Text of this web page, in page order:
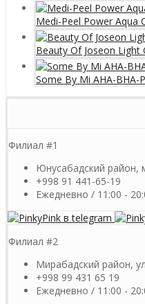
Medi-Peel Power Aqua
Beauty Of Joseon Light
Some By Mi AHA-BHA-
Филиал #1
Юнусабадский район,
+998 91 441-65-19
Ежедневно / 11:00 -
Филиал #2
Мирабадский район,
+998 99 431 65 19
Ежедневно / 11:00 -